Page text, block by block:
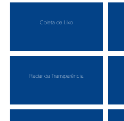
Coleta de Lixo
Radar da Transparência